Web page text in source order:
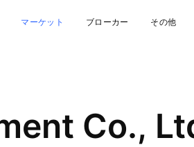
マーケット ブローカー その他
Co.,